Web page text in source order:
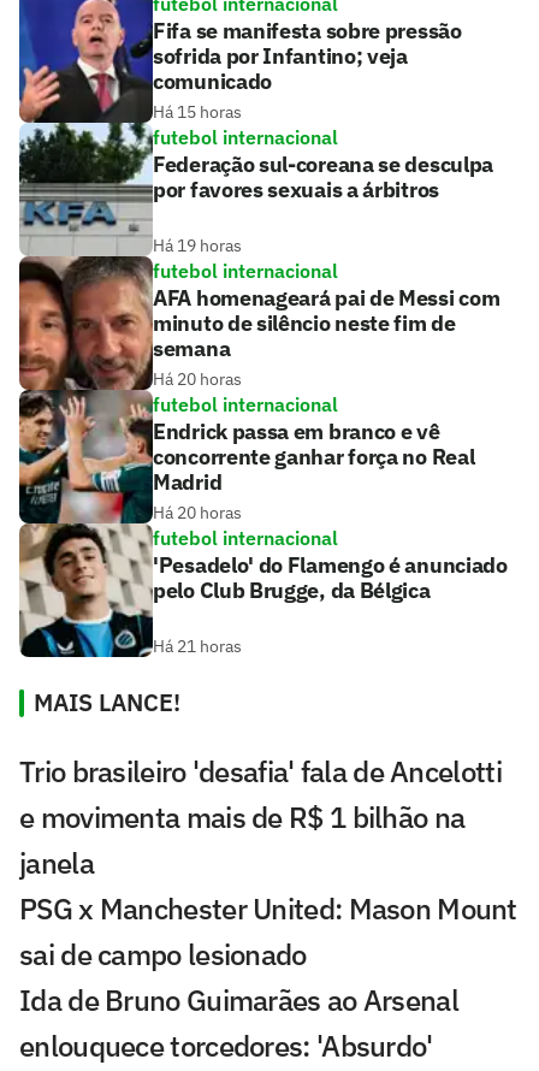
Fifa se manifesta sobre pressão
sofrida por Infantino; veja
comunicado
Há 15 horas
futebol internacional
Federação sul-coreana se desculpa
por favores sexuais a árbitros
Há 19 horas
futebol internacional
AFA homenageará pai de Messi com
minuto de silêncio neste fim de
semana
Há 20 horas
futebol internacional
Endrick passa em branco e vê
concorrente ganhar força no Real
Madrid
Há 20 horas
futebol internacional
'Pesadelo' do Flamengo é anunciado
pelo Club Brugge, da Bélgica
Há 21 horas
MAIS LANCE!
Trio brasileiro 'desafia' fala de Ancelotti
e movimenta mais de R$ 1 bilhão na
janela
PSG x Manchester United: Mason Mount
sai de campo lesionado
Ida de Bruno Guimarães ao Arsenal
enlouquece torcedores: 'Absurdo'